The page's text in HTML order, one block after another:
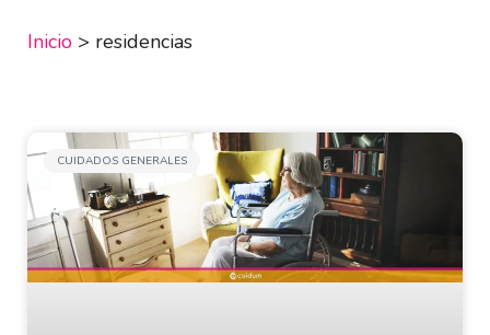
Inicio > residencias
CUIDADOS GENERALES